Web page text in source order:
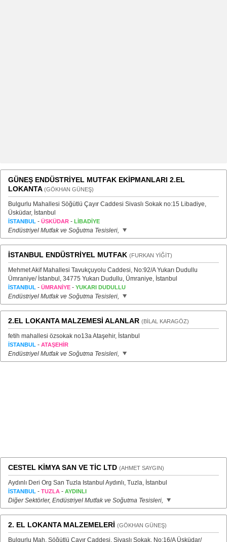
GÜNEŞ ENDÜSTRİYEL MUTFAK EKİPMANLARI 2.EL
LOKANTA (GÖKHAN GÜNEŞ)
Bulgurlu Mahallesi Söğütlü Çayır Caddesi Sivaslı Sokak no:15 Libadiye,
Üsküdar, İstanbul
İSTANBUL - ÜSKÜDAR - LİBADİYE
Endüstriyel Mutfak ve Soğutma Tesisleri,
İSTANBUL ENDÜSTRİYEL MUTFAK (FURKAN YİĞİT)
Mehmet Akif Mahallesi Tavukçuyolu Caddesi, No:92/A Yukarı Dudullu
Ümraniye/ İstanbul, 34775 Yukarı Dudullu, Ümraniye, İstanbul
İSTANBUL - ÜMRANİYE - YUKARI DUDULLU
Endüstriyel Mutfak ve Soğutma Tesisleri,
2.EL LOKANTA MALZEMESİ ALANLAR (BİLAL KARAGÖZ)
fetih mahallesi özsokak no13a Ataşehir, İstanbul
İSTANBUL - ATAŞEHİR
Endüstriyel Mutfak ve Soğutma Tesisleri,
CESTEL KİMYA SAN VE TİC LTD (AHMET SAYGIN)
Aydınlı Deri Org San Tuzla Istanbul Aydınlı, Tuzla, İstanbul
İSTANBUL - TUZLA - AYDINLI
Diğer Sektörler, Endüstriyel Mutfak ve Soğutma Tesisleri,
2. EL LOKANTA MALZEMELERİ (GÖKHAN GÜNEŞ)
Bulgurlu Mah. Söğütlü Çayır Caddesi, Sivaslı Sokak, No:16/A Üsküdar/